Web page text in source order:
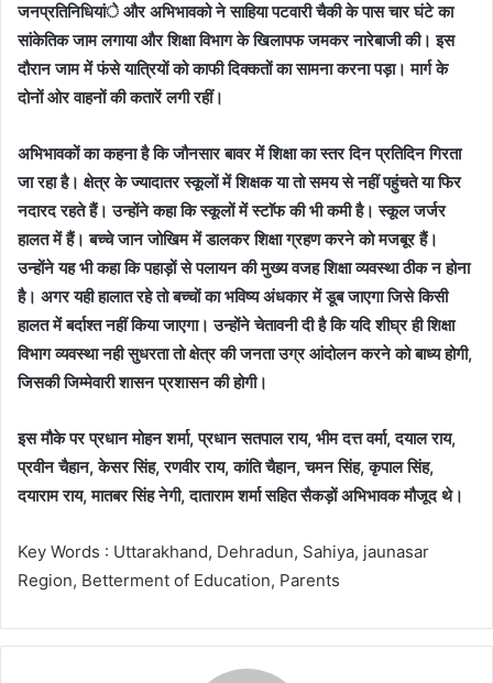
जनप्रतिनिधियांे और अभिभावको ने साहिया पटवारी चैकी के पास चार घंटे का
सांकेतिक जाम लगाया और शिक्षा विभाग के खिलापफ जमकर नारेबाजी की। इस
दौरान जाम में फंसे यात्रियों को काफी दिक्कतों का सामना करना पड़ा। मार्ग के
दोनों ओर वाहनों की कतारें लगी रहीं।
अभिभावकों का कहना है कि जौनसार बावर में शिक्षा का स्तर दिन प्रतिदिन गिरता
जा रहा है। क्षेत्र के ज्यादातर स्कूलों में शिक्षक या तो समय से नहीं पहुंचते या फिर
नदारद रहते हैं। उन्होंने कहा कि स्कूलों में स्टाॅफ की भी कमी है। स्कूल जर्जर
हालत में हैं। बच्चे जान जोखिम में डालकर शिक्षा ग्रहण करने को मजबूर हैं।
उन्होंने यह भी कहा कि पहाड़ों से पलायन की मुख्य वजह शिक्षा व्यवस्था ठीक न होना
है। अगर यही हालात रहे तो बच्चों का भविष्य अंधकार में डूब जाएगा जिसे किसी
हालत में बर्दाश्त नहीं किया जाएगा। उन्होंने चेतावनी दी है कि यदि शीघ्र ही शिक्षा
विभाग व्यवस्था नही सुधरता तो क्षेत्र की जनता उग्र आंदोलन करने को बाध्य होगी,
जिसकी जिम्मेवारी शासन प्रशासन की होगी।
इस मौके पर प्रधान मोहन शर्मा, प्रधान सतपाल राय, भीम दत्त वर्मा, दयाल राय,
प्रवीन चैहान, केसर सिंह, रणवीर राय, कांति चैहान, चमन सिंह, कृपाल सिंह,
दयाराम राय, मातबर सिंह नेगी, दाताराम शर्मा सहित सैकड़ों अभिभावक मौजूद थे।
Key Words : Uttarakhand, Dehradun, Sahiya, jaunasar
Region, Betterment of Education, Parents